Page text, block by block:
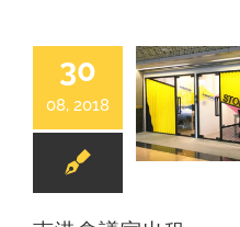
30
08, 2018